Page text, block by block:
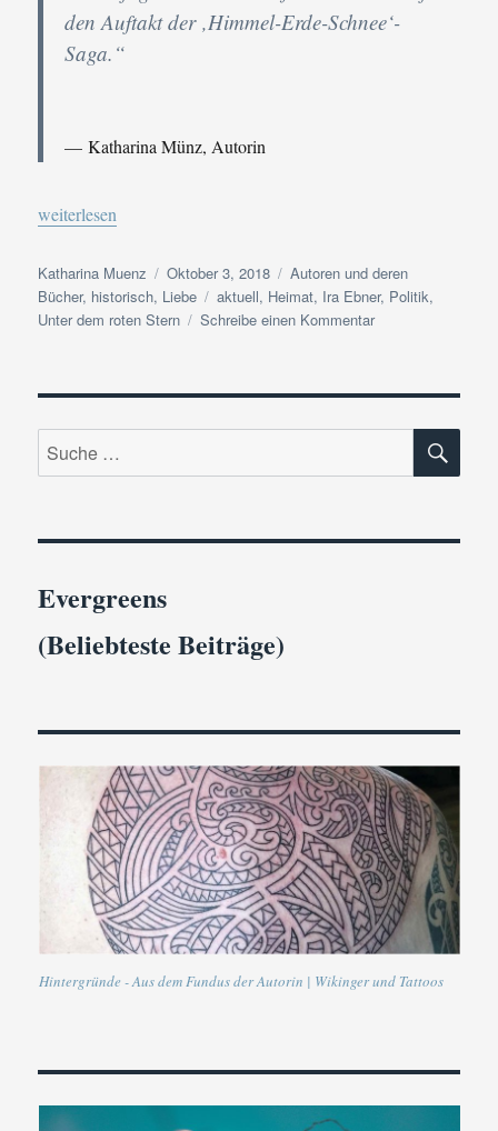
den Auftakt der ‚Himmel-Erde-Schnee‘-
Saga.“
Katharina Münz, Autorin
„Buchvorstellung | Unter dem roten Stern Band 1 der Himmel-
weiterlesen
Autor
Katharina Muenz
Veröffentlicht
am
Oktober 3, 2018 Kategorien
Autoren und deren
Bücher, historisch, Liebe Schlagwörter
aktuell, Heimat, Ira Ebner, Politik,
Unter dem roten Stern
Schreibe einen Kommentarzu
Unter
roten
Band
Suche
nach:
Evergreens
(Beliebteste Beiträge)
Hintergründe - Aus dem Fundus der Autorin | Wikinger und Tattoos